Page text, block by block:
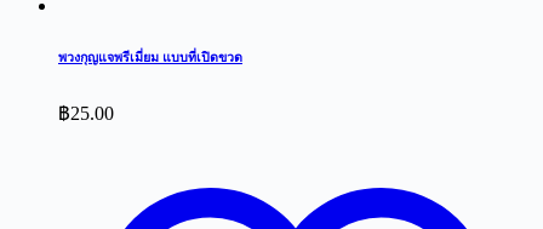
พวงกุญแจพรีเมี่ยม แบบที่เปิดขวด
฿25.00